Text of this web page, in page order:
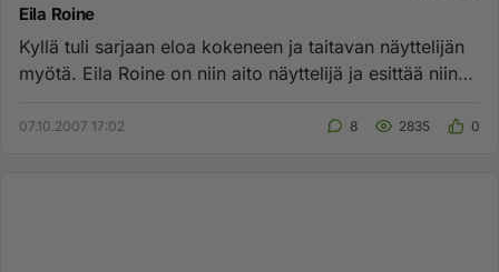
Eila Roine
Kyllä tuli sarjaan eloa kokeneen ja taitavan näyttelijän
myötä. Eila Roine on niin aito näyttelijä ja esittää niin
07.10.2007 17:02 8 2835 0